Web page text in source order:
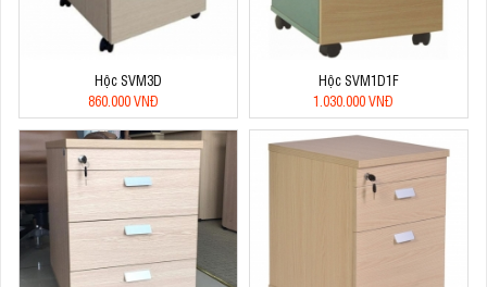
Hộc SVM3D
860.000 VNĐ
Hộc SVM1D1F
1.030.000 VNĐ